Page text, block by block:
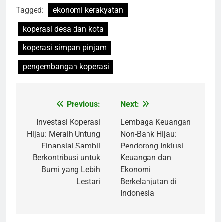
Tagged:
ekonomi kerakyatan
koperasi desa dan kota
koperasi simpan pinjam
pengembangan koperasi
Navigasi
pos
Previous:
Investasi Koperasi
Hijau: Meraih Untung
Finansial Sambil
Berkontribusi untuk
Bumi yang Lebih
Lestari
Next:
Lembaga Keuangan
Non-Bank Hijau:
Pendorong Inklusi
Keuangan dan
Ekonomi
Berkelanjutan di
Indonesia